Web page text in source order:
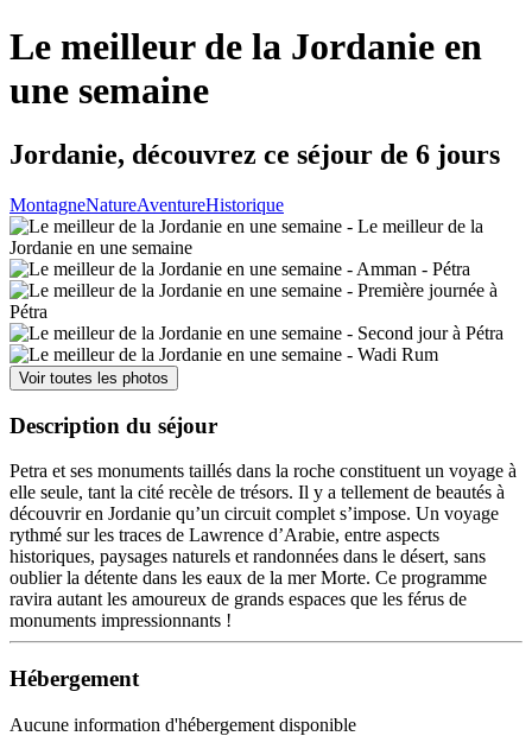
Le meilleur de la Jordanie en
une semaine
Jordanie, découvrez ce séjour de 6 jours
MontagneNatureAventureHistorique
Voir toutes les photos
Description du séjour
Petra et ses monuments taillés dans la roche constituent un voyage à
elle seule, tant la cité recèle de trésors. Il y a tellement de beautés à
découvrir en Jordanie qu’un circuit complet s’impose. Un voyage
rythmé sur les traces de Lawrence d’Arabie, entre aspects
historiques, paysages naturels et randonnées dans le désert, sans
oublier la détente dans les eaux de la mer Morte. Ce programme
ravira autant les amoureux de grands espaces que les férus de
monuments impressionnants !
Hébergement
Aucune information d'hébergement disponible